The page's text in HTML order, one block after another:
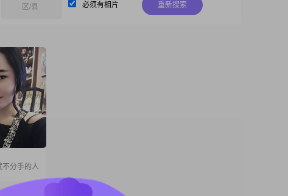
区/县 必须有相片 重新搜索
不分手的人